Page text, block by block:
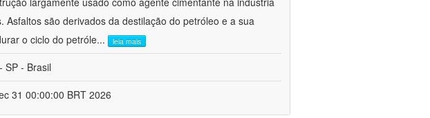
são derivados da destilação do petróleo e a sua
o ciclo do petróle... leia mais
SP - Brasil
31 00:00:00 BRT 2026